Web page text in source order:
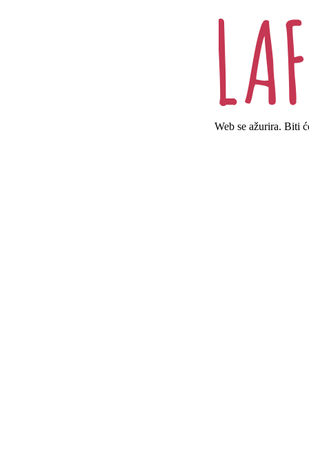
Web se ažurira. Biti